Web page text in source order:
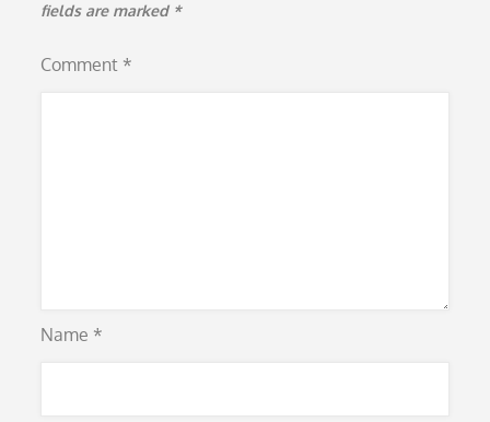
fields are marked *
Comment *
Name *